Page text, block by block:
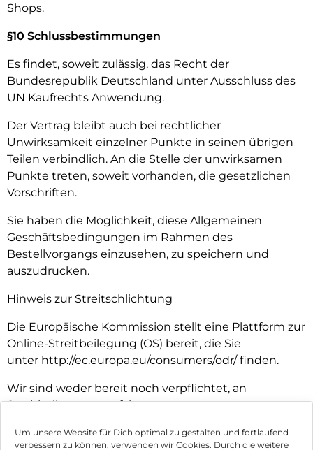
Um unsere Website für Dich optimal zu gestalten und fortlaufend
verbessern zu können, verwenden wir Cookies. Durch die weitere
Shops.
§10 Schlussbestimmungen
Es findet, soweit zulässig, das Recht der
Bundesrepublik Deutschland unter Ausschluss des
UN Kaufrechts Anwendung.
Der Vertrag bleibt auch bei rechtlicher
Unwirksamkeit einzelner Punkte in seinen übrigen
Teilen verbindlich. An die Stelle der unwirksamen
Punkte treten, soweit vorhanden, die gesetzlichen
Vorschriften.
Sie haben die Möglichkeit, diese Allgemeinen
Geschäftsbedingungen im Rahmen des
Bestellvorgangs einzusehen, zu speichern und
auszudrucken.
Hinweis zur Streitschlichtung
Die Europäische Kommission stellt eine Plattform zur
Online-Streitbeilegung (OS) bereit, die Sie
unter http://ec.europa.eu/consumers/odr/ finden.
Wir sind weder bereit noch verpflichtet, an
Streitbeilegungsverfahren vor